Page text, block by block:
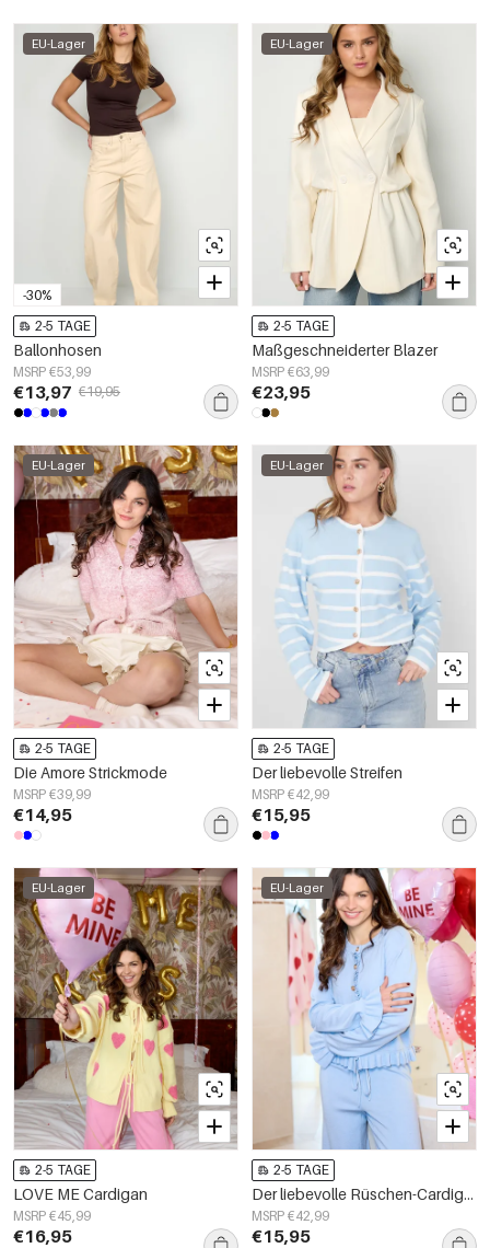
-30%
EU-Lager
2-5 TAGE
Ballonhosen
MSRP €53,99
€13,97 €19,95
EU-Lager
2-5 TAGE
Maßgeschneiderter Blazer
MSRP €63,99
€23,95
EU-Lager
2-5 TAGE
Die Amore Strickmode
MSRP €39,99
€14,95
EU-Lager
2-5 TAGE
Der liebevolle Streifen
MSRP €42,99
€15,95
EU-Lager
2-5 TAGE
LOVE ME Cardigan
MSRP €45,99
€16,95
EU-Lager
2-5 TAGE
Der liebevolle Rüschen-Cardigan
MSRP €42,99
€15,95